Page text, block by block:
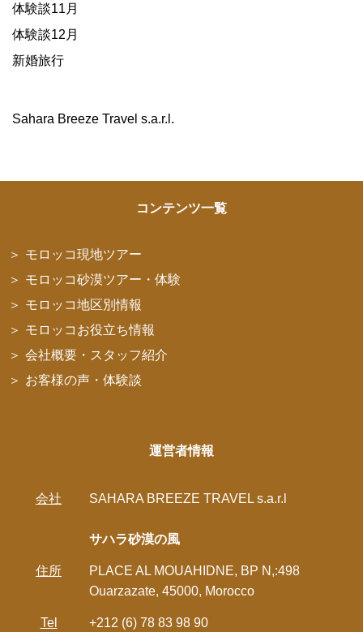
体験談11月
体験談12月
新婚旅行
Sahara Breeze Travel s.a.r.l.
コンテンツ一覧
モロッコ現地ツアー
モロッコ砂漠ツアー・体験
モロッコ地区別情報
モロッコお役立ち情報
会社概要・スタッフ紹介
お客様の声・体験談
運営者情報
会社 SAHARA BREEZE TRAVEL s.a.r.l
サハラ砂漠の風
住所
PLACE AL MOUAHIDNE, BP N,:498
Ouarzazate, 45000, Morocco
Tel +212 (6) 78 83 98 90